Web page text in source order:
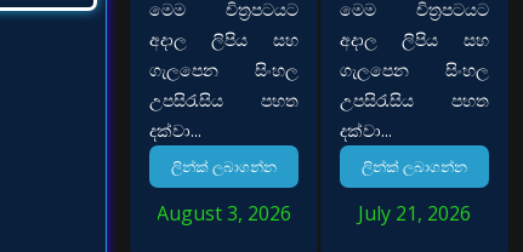
මෙම චිත්‍රපටයට
අදාල ලිපිය සහ
ගැලපෙන සිංහල
උපසිරැසිය පහත
දක්වා...
ලින්ක් ලබාගන්න
August 3, 2026
මෙම චිත්‍රපටයට
අදාල ලිපිය සහ
ගැලපෙන සිංහල
උපසිරැසිය පහත
දක්වා...
ලින්ක් ලබාගන්න
July 21, 2026